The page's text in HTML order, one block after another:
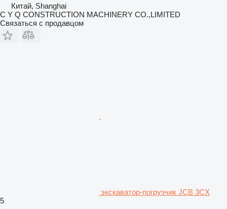
Китай, Shanghai
C Y Q CONSTRUCTION MACHINERY CO.,LIMITED
Связаться с продавцом
экскаватор-погрузчик JCB 3CX
5